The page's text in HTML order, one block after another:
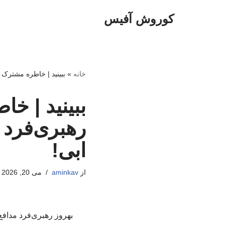
کوروش آفیس
خانه » ببینید | خاطره
ببینید |
رهبری‌فرد
ابی!
ازaminkav می 20, 2026
بهروز رهبری‌فرد